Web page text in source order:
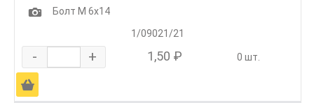
1
Болт М 6х14
1/09021/21
- + 1,50 ₽ 0 шт.
Ä